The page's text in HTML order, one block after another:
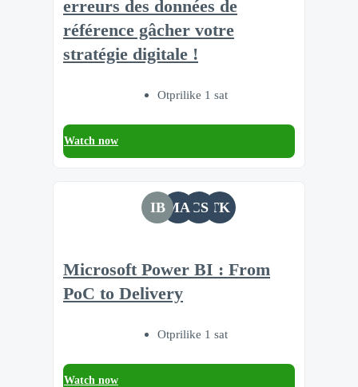
erreurs des données de
référence gâcher votre
stratégie digitale !
Otprilike 1 sat
Watch now
IB MACS TK
Microsoft Power BI : From
PoC to Delivery
Otprilike 1 sat
Watch now